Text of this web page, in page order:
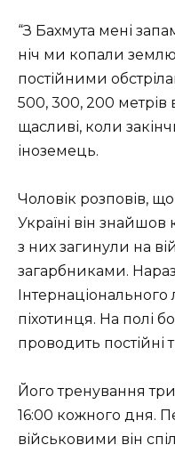
“З Бахмута мені
ніч ми копали
постійними
500, 300, 200 метрів
щасливі, коли
іноземець.
Чоловік розповів,
Україні він знайшов
з них загинули на
загарбниками.
Інтернаціонального
піхотинця. На полі
проводить постійні
Його тренування
16:00 кожного дня.
військовими він